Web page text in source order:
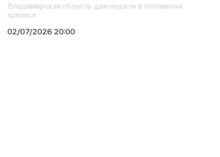
Владимирская область две недели в топливном
кризисе
02/07/2026 20:00